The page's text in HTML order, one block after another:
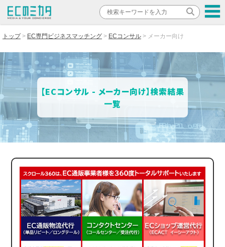
トップ EC専門ビジネスマッチング ECコンサル メーカー向け
【ECコンサル - メーカー向け】検索結果
一覧